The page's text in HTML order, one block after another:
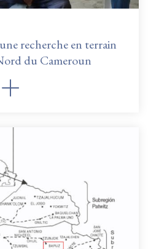
recherche en terrain
du Cameroun